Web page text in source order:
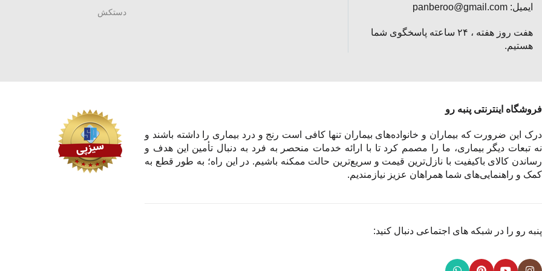
دستکش ایمیل: panberoo@gmail.com
هفت روز هفته ، ۲۴ ساعته پاسخگوی شما
هستیم.
فروشگاه اینترنتی پنبه رو
درک این ضرورت که بیماران و خانواده‌های بیماران تنها کافی است رنج و درد بیماری را داشته باشند و
نه تبعات دیگر بیماری، ما را مصمم کرد تا با ارائه خدمات منحصر به فرد به دنبال تأمین این هدف و
رساندن کالای باکیفیت با نازل‌ترین قیمت و سریع‌ترین حالت ممکنه باشیم. در این راه؛ به طور قطع به
کمک و راهنمایی‌های شما همراهان عزیز نیازمندیم.
پنبه رو را در شبکه های اجتماعی دنبال کنید: